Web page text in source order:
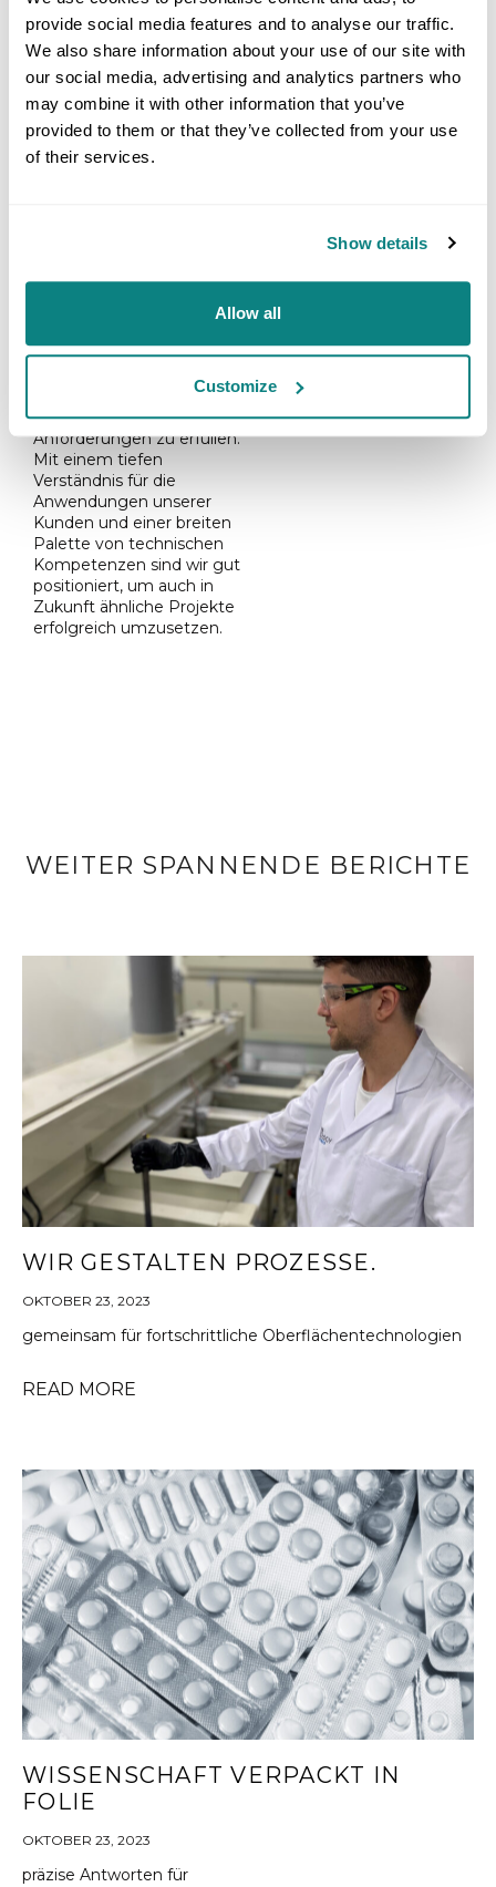
provide social media features and to analyse our traffic.
We also share information about your use of our site with
our social media, advertising and analytics partners who
may combine it with other information that you’ve
provided to them or that they’ve collected from your use
of their services.
Show details
Allow all
Customize
entwickeln und dabei eng
zusammenzuarbeiten, um
ihre spezifischen
Anforderungen zu erfüllen.
Mit einem tiefen
Verständnis für die
Anwendungen unserer
Kunden und einer breiten
Palette von technischen
Kompetenzen sind wir gut
positioniert, um auch in
Zukunft ähnliche Projekte
erfolgreich umzusetzen.
WEITER SPANNENDE BERICHTE
WIR GESTALTEN PROZESSE.
OKTOBER 23, 2023
gemeinsam für fortschrittliche Oberflächentechnologien
READ MORE
WISSENSCHAFT VERPACKT IN
FOLIE
OKTOBER 23, 2023
präzise Antworten für